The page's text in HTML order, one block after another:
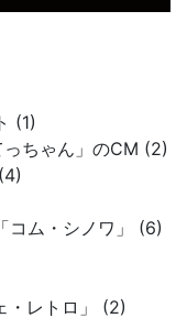
(1)
っちゃん」のCM (2)
コム・シノワ」 (6)
・レトロ」 (2)